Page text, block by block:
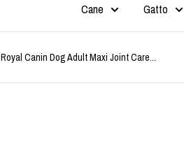
Cane Gatto
Royal Canin Dog Adult Maxi Joint Care...